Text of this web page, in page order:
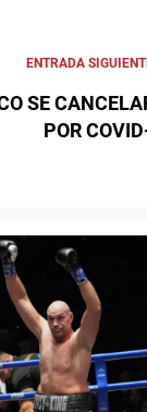
ENTRADA
SE
POR